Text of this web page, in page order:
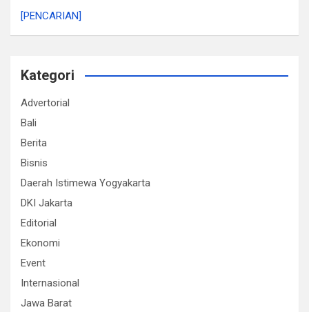
[PENCARIAN]
Kategori
Advertorial
Bali
Berita
Bisnis
Daerah Istimewa Yogyakarta
DKI Jakarta
Editorial
Ekonomi
Event
Internasional
Jawa Barat